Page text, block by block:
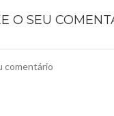
O SEU